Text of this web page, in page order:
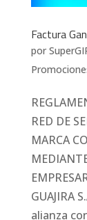
Factura
por
RED DE
MARCA
GUAJIRA
alianza